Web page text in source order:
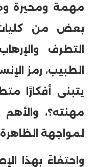
مهمة ومحيرة
بعض من
التطرف
الطبيب، رمز
يتبنى أفكارًا
مهنته؟،
لمواجهة
واحتفاءً بهذا